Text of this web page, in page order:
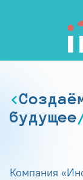
будущее
Компания